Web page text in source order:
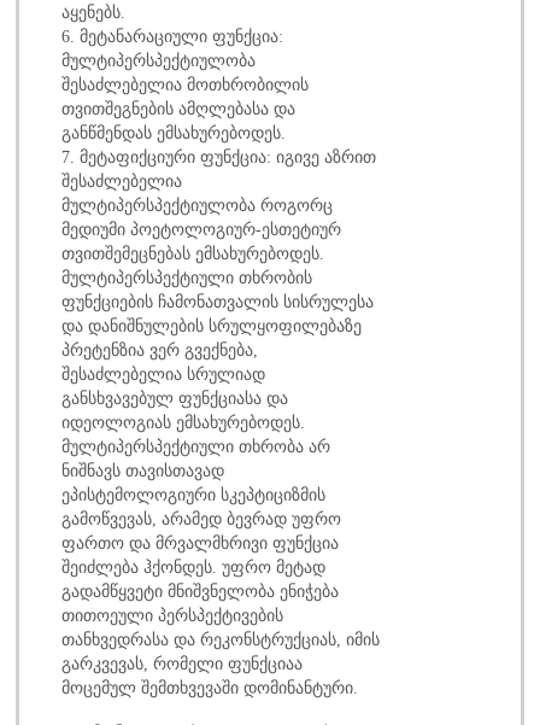
აყენებს.
6. მეტანარაციული ფუნქცია:
მულტიპერსპექტიულობა
შესაძლებელია მოთხრობილის
თვითშეგნების ამღლებასა და
განწმენდას ემსახურებოდეს.
7. მეტაფიქციური ფუნქცია: იგივე აზრით
შესაძლებელია
მულტიპერსპექტიულობა როგორც
მედიუმი პოეტოლოგიურ-ესთეტიურ
თვითშემეცნებას ემსახურებოდეს.
მულტიპერსპექტიული თხრობის
ფუნქციების ჩამონათვალის სისრულესა
და დანიშნულების სრულყოფილებაზე
პრეტენზია ვერ გვექნება,
შესაძლებელია სრულიად
განსხვავებულ ფუნქციასა და
იდეოლოგიას ემსახურებოდეს.
მულტიპერსპექტიული თხრობა არ
ნიშნავს თავისთავად
ეპისტემოლოგიური სკეპტიციზმის
გამოწვევას, არამედ ბევრად უფრო
ფართო და მრვალმხრივი ფუნქცია
შეიძლება ჰქონდეს. უფრო მეტად
გადამწყვეტი მნიშვნელობა ენიჭება
თითოეული პერსპექტივების
თანხვედრასა და რეკონსტრუქციას, იმის
გარკვევას, რომელი ფუნქციაა
მოცემულ შემთხვევაში დომინანტური.